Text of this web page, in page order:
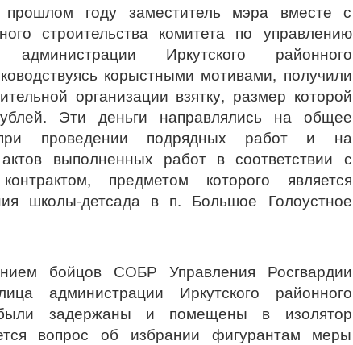
году заместитель мэра вместе с
строительства комитета по управлению
Иркутского районного
корыстными мотивами, получили
организации взятку, размер которой
Эти деньги направлялись на общее
при проведении подрядных работ и на
выполненных работ в соответствии с
предметом которого является
школы-детсада в п. Большое Голоустное
бойцов СОБР Управления Росгвардии
администрации Иркутского районного
были задержаны и помещены в изолятор
вопрос об избрании фигурантам меры